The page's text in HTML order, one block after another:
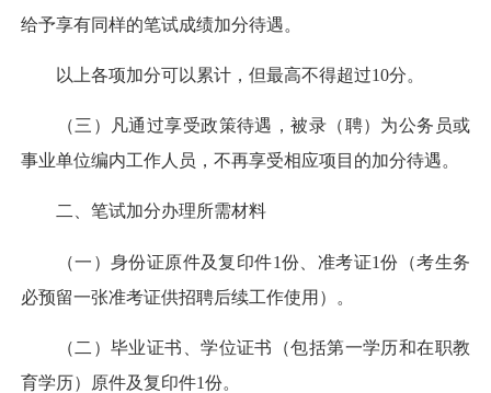
给予享有同样的笔试成绩加分待遇。
以上各项加分可以累计，但最高不得超过10分。
（三）凡通过享受政策待遇，被录（聘）为公务员或
事业单位编内工作人员，不再享受相应项目的加分待遇。
二、笔试加分办理所需材料
（一）身份证原件及复印件1份、准考证1份（考生务
必预留一张准考证供招聘后续工作使用）。
（二）毕业证书、学位证书（包括第一学历和在职教
育学历）原件及复印件1份。